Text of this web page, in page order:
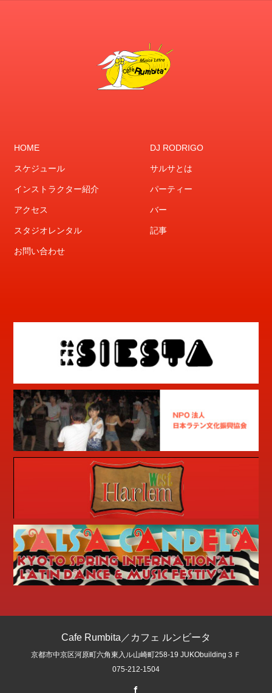
HOME DJ RODRIGO
スケジュール サルサとは
インストラクター紹介 パーティー
アクセス バー
スタジオレンタル 記事
お問い合わせ
Cafe Rumbita／カフェ ルンビータ
京都市中京区河原町六角東入ル山崎町258-19 JUKObuilding３Ｆ
075-212-1504